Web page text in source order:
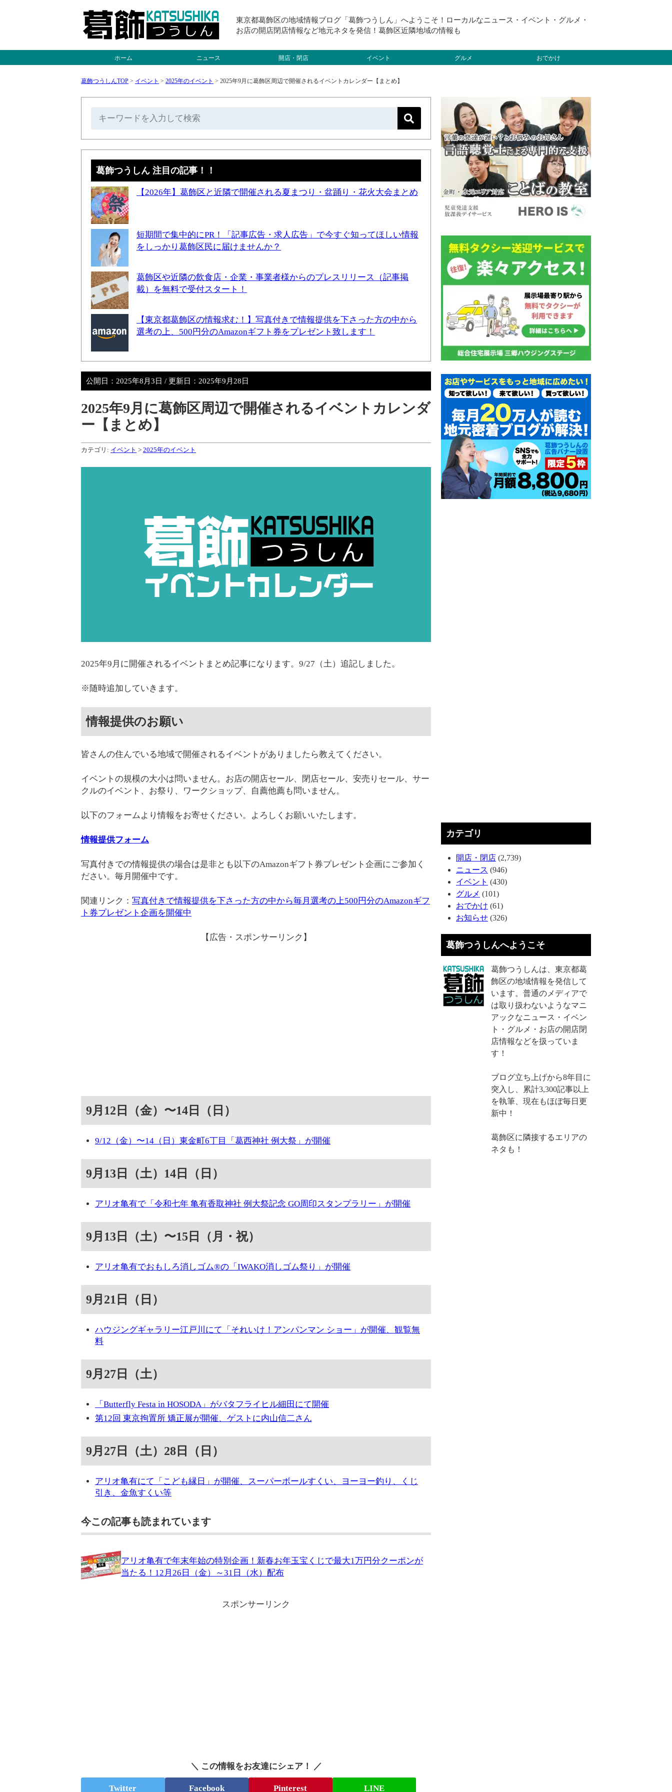
東京都葛飾区の地域情報ブログ「葛飾つうしん」へようこそ！ローカルなニュース・イベント・グルメ・
お店の開店閉店情報など地元ネタを発信！葛飾区近隣地域の情報も
ホーム ニュース 開店・閉店 イベント グルメ おでかけ
葛飾つうしんTOP > イベント > 2025年のイベント > 2025年9月に葛飾区周辺で開催されるイベントカレンダー【まとめ】
葛飾つうしん 注目の記事！！
【2026年】葛飾区と近隣で開催される夏まつり・盆踊り・花火大会まとめ
短期間で集中的にPR！「記事広告・求人広告」で今すぐ知ってほしい情報
をしっかり葛飾区民に届けませんか？
葛飾区や近隣の飲食店・企業・事業者様からのプレスリリース（記事掲
載）を無料で受付スタート！
【東京都葛飾区の情報求む！】写真付きで情報提供を下さった方の中から
選考の上、500円分のAmazonギフト券をプレゼント致します！
公開日： 2025年8月3日 / 更新日： 2025年9月28日
2025年9月に葛飾区周辺で開催されるイベントカレンダ
ー【まとめ】
カテゴリ: イベント > 2025年のイベント
2025年9月に開催されるイベントまとめ記事になります。9/27（土）追記しました。
※随時追加していきます。
情報提供のお願い
皆さんの住んでいる地域で開催されるイベントがありましたら教えてください。
イベントの規模の大小は問いません。お店の開店セール、閉店セール、安売りセール、サー
クルのイベント、お祭り、ワークショップ、自薦他薦も問いません。
以下のフォームより情報をお寄せください。よろしくお願いいたします。
情報提供フォーム
写真付きでの情報提供の場合は是非とも以下のAmazonギフト券プレゼント企画にご参加く
ださい。毎月開催中です。
関連リンク： 写真付きで情報提供を下さった方の中から毎月選考の上500円分のAmazonギフ
ト券プレゼント企画を開催中
【広告・スポンサーリンク】
9月12日（金）〜14日（日）
9/12（金）〜14（日）東金町6丁目「葛西神社 例大祭」が開催
9月13日（土）14日（日）
アリオ亀有で「令和七年 亀有香取神社 例大祭記念 GO周印スタンプラリー」が開催
9月13日（土）〜15日（月・祝）
アリオ亀有でおもしろ消しゴム®の「IWAKO消しゴム祭り」が開催
9月21日（日）
ハウジングギャラリー江戸川にて「それいけ！アンパンマン ショー」が開催、観覧無
料
9月27日（土）
「Butterfly Festa in HOSODA」がバタフライヒル細田にて開催
第12回 東京拘置所 矯正展が開催、ゲストに内山信二さん
9月27日（土）28日（日）
アリオ亀有にて「こども縁日」が開催、スーパーボールすくい、ヨーヨー釣り、くじ
引き、金魚すくい等
今この記事も読まれています
アリオ亀有で年末年始の特別企画！新春お年玉宝くじで最大1万円分クーポンが
当たる！12月26日（金）～31日（水）配布
スポンサーリンク
＼ この情報をお友達にシェア！ ／
Twitter Facebook Pinterest LINE
カテゴリ
開店・閉店 (2,739)
ニュース (946)
イベント (430)
グルメ (101)
おでかけ (61)
お知らせ (326)
葛飾つうしんへようこそ
葛飾つうしんは、東京都葛
飾区の地域情報を発信して
います。普通のメディアで
は取り扱わないようなマニ
アックなニュース・イベン
ト・グルメ・お店の開店閉
店情報などを扱っていま
す！
ブログ立ち上げから8年目に
突入し、累計3,300記事以上
を執筆、現在もほぼ毎日更
新中！
葛飾区に隣接するエリアの
ネタも！